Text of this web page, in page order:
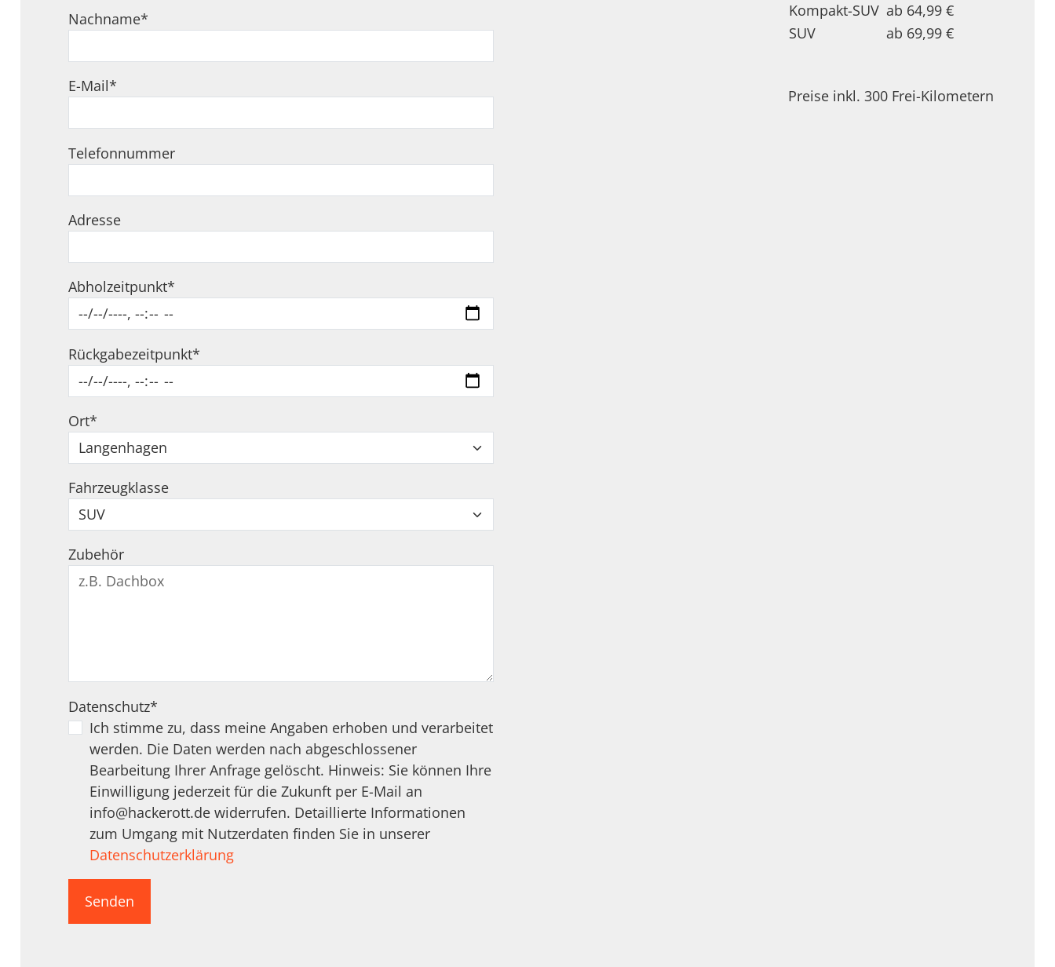
Nachname*
E-Mail*
Telefonnummer
Adresse
Abholzeitpunkt*
Rückgabezeitpunkt*
Ort*
Fahrzeugklasse
Zubehör
Datenschutz*
Ich stimme zu, dass meine Angaben erhoben und verarbeitet
werden. Die Daten werden nach abgeschlossener
Bearbeitung Ihrer Anfrage gelöscht. Hinweis: Sie können Ihre
Einwilligung jederzeit für die Zukunft per E-Mail an
info@hackerott.dewiderrufen. Detaillierte Informationen
zum Umgang mit Nutzerdaten finden Sie in unserer
Datenschutzerklärung
Kompakt-SUV ab 64,99 €
SUV
ab 69,99 €
Preise inkl. 300 Frei-Kilometern